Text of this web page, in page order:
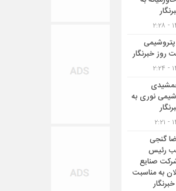
پتروشیمی
روز خبرنگار
نوری به
گنجی
رئیس
صنایع
به مناسبت